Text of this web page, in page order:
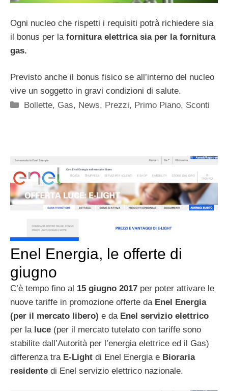
Ogni nucleo che rispetti i requisiti potrà richiedere sia
il bonus per lafornitura elettrica sia per la fornitura
gas.
Previsto anche il bonus fisico se all’interno del nucleo
vive un soggetto in gravi condizioni di salute.
Categorie
Bollette, Gas, News, Prezzi, Primo Piano, Sconti
Enel Energia, le offerte di
giugno
C’è tempo fino al 15 giugno 2017 per poter attivare le
nuove tariffe in promozione offerte da Enel Energia
(per il mercato libero) e da Enel servizio elettrico
per la luce (per il mercato tutelato con tariffe sono
stabilite dall’Autorità per l’energia elettrice ed il Gas)
differenza tra E-Light di Enel Energia e Bioraria
residente di Enel servizio elettrico nazionale.